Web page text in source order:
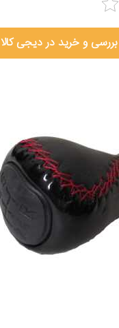
بررسی و خرید در دیجی کالا